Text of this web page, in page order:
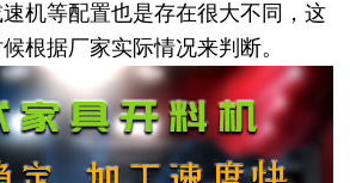
机等配置也是存在很大不同，这
根据厂家实际情况来判断。